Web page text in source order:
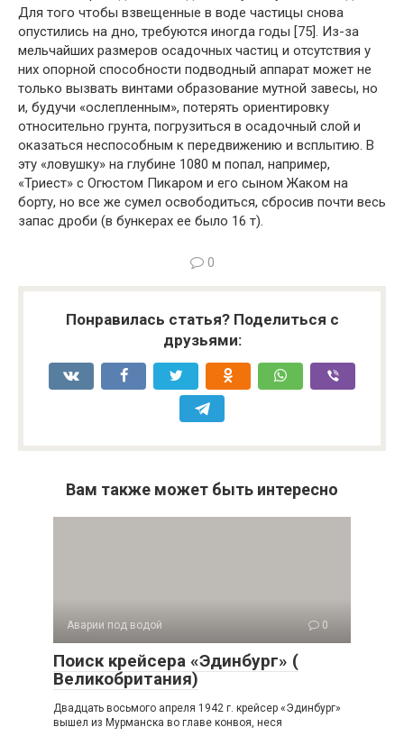
Для того чтобы взвещенные в воде частицы снова
опустились на дно, требуются иногда годы [75]. Из-за
мельчайших размеров осадочных частиц и отсутствия у
них опорной способности подводный аппарат может не
только вызвать винтами образование мутной завесы, но
и, будучи «ослепленным», потерять ориентировку
относительно грунта, погрузиться в осадочный слой и
оказаться неспособным к передвижению и всплытию. В
эту «ловушку» на глубине 1080 м попал, например,
«Триест» с Огюстом Пикаром и его сыном Жаком на
борту, но все же сумел освободиться, сбросив почти весь
запас дроби (в бункерах ее было 16 т).
0
Понравилась статья? Поделиться с
друзьями:
Вам также может быть интересно
Аварии под водой 0
Поиск крейсера «Эдинбург» (
Великобритания)
Двадцать восьмого апреля 1942 г. крейсер «Эдинбург»
вышел из Мурманска во главе конвоя, неся